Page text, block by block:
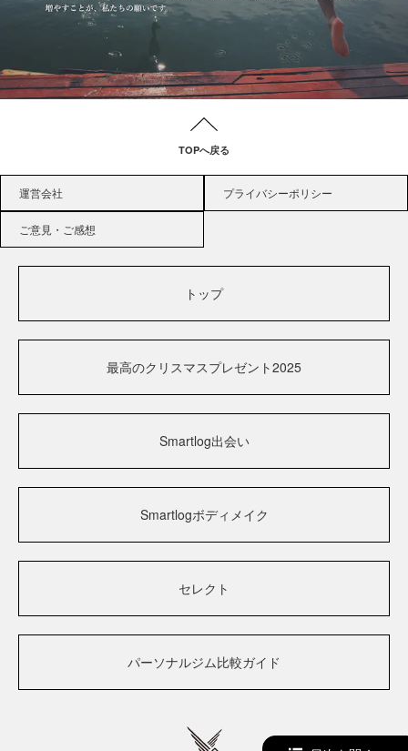
TOPへ戻る
運営会社 プライバシーポリシー
ご意見・ご感想
トップ
最高のクリスマスプレゼント2025
Smartlog出会い
Smartlogボディメイク
セレクト
パーソナルジム比較ガイド